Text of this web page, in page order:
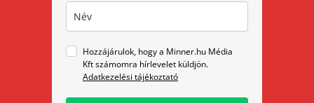
Hozzájárulok, hogy a Minner.hu Média
Kft számomra hírlevelet küldjön.
Adatkezelési tájékoztató